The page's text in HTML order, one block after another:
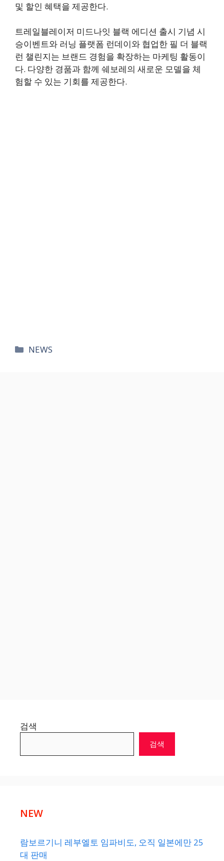
및 할인 혜택을 제공한다.
트레일블레이저 미드나잇 블랙 에디션 출시 기념 시
승이벤트와 러닝 플랫폼 런데이와 협업한 필 더 블랙
런 챌린지는 브랜드 경험을 확장하는 마케팅 활동이
다. 다양한 경품과 함께 쉐보레의 새로운 모델을 체
험할 수 있는 기회를 제공한다.
카
NEWS
검색
검색
NEW
람보르기니 레부엘토 임파비도, 오직 일본에만 25
대 판매